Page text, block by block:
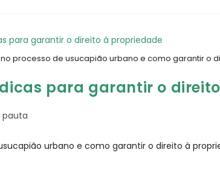
processo de usucapião urbano e como garantir o
para garantir o
pauta
urbano e como garantir o direito à